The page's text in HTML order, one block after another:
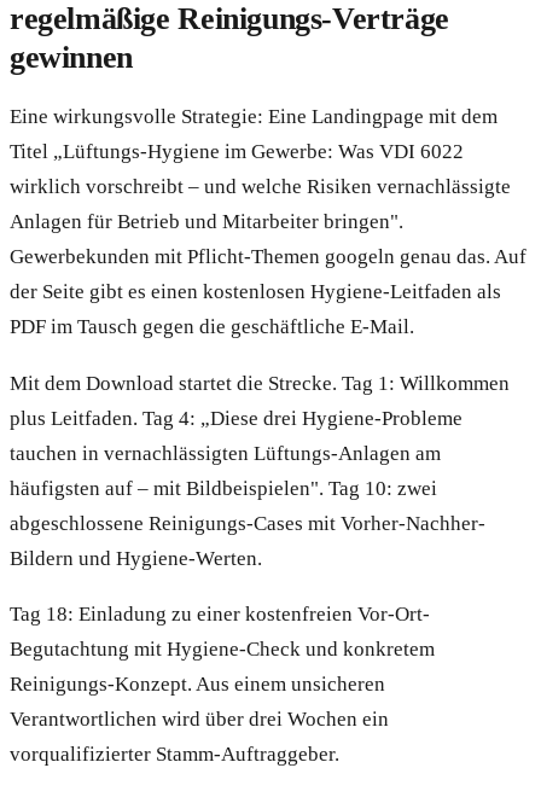
regelmäßige Reinigungs-Verträge
gewinnen
Eine wirkungsvolle Strategie: Eine Landingpage mit dem
Titel „Lüftungs-Hygiene im Gewerbe: Was VDI 6022
wirklich vorschreibt – und welche Risiken vernachlässigte
Anlagen für Betrieb und Mitarbeiter bringen".
Gewerbekunden mit Pflicht-Themen googeln genau das. Auf
der Seite gibt es einen kostenlosen Hygiene-Leitfaden als
PDF im Tausch gegen die geschäftliche E-Mail.
Mit dem Download startet die Strecke. Tag 1: Willkommen
plus Leitfaden. Tag 4: „Diese drei Hygiene-Probleme
tauchen in vernachlässigten Lüftungs-Anlagen am
häufigsten auf – mit Bildbeispielen". Tag 10: zwei
abgeschlossene Reinigungs-Cases mit Vorher-Nachher-
Bildern und Hygiene-Werten.
Tag 18: Einladung zu einer kostenfreien Vor-Ort-
Begutachtung mit Hygiene-Check und konkretem
Reinigungs-Konzept. Aus einem unsicheren
Verantwortlichen wird über drei Wochen ein
vorqualifizierter Stamm-Auftraggeber.